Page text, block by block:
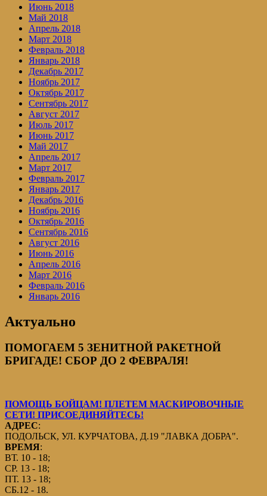
Июнь 2018
Май 2018
Апрель 2018
Март 2018
Февраль 2018
Январь 2018
Декабрь 2017
Ноябрь 2017
Октябрь 2017
Сентябрь 2017
Август 2017
Июль 2017
Июнь 2017
Май 2017
Апрель 2017
Март 2017
Февраль 2017
Январь 2017
Декабрь 2016
Ноябрь 2016
Октябрь 2016
Сентябрь 2016
Август 2016
Июнь 2016
Апрель 2016
Март 2016
Февраль 2016
Январь 2016
Актуально
ПОМОГАЕМ 5 ЗЕНИТНОЙ РАКЕТНОЙ
БРИГАДЕ! СБОР ДО 2 ФЕВРАЛЯ!
ПОМОЩЬ БОЙЦАМ! ПЛЕТЕМ МАСКИРОВОЧНЫЕ
СЕТИ! ПРИСОЕДИНЯЙТЕСЬ!
АДРЕС:
ПОДОЛЬСК, УЛ. КУРЧАТОВА, Д.19 "ЛАВКА ДОБРА".
ВРЕМЯ:
ВТ. 10 - 18;
СР. 13 - 18;
ПТ. 13 - 18;
СБ.12 - 18.